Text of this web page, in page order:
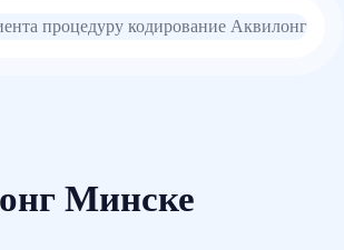
Минске